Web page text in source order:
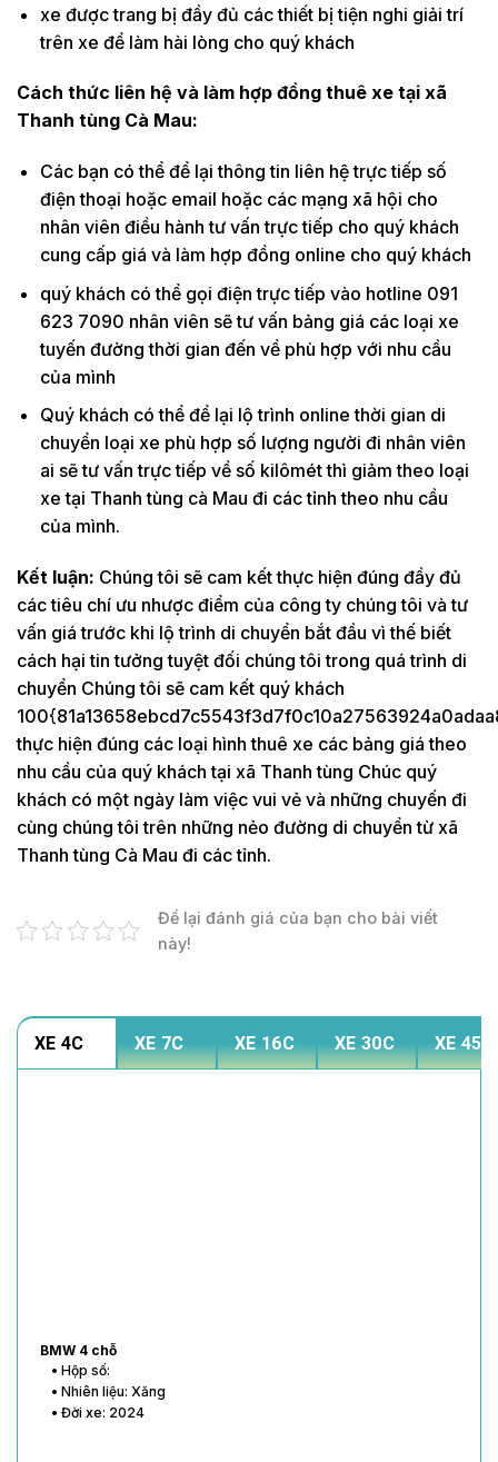
xe được trang bị đầy đủ các thiết bị tiện nghi giải trí
trên xe để làm hài lòng cho quý khách
Cách thức liên hệ và làm hợp đồng thuê xe tại xã
Thanh tùng Cà Mau:
Các bạn có thể để lại thông tin liên hệ trực tiếp số
điện thoại hoặc email hoặc các mạng xã hội cho
nhân viên điều hành tư vấn trực tiếp cho quý khách
cung cấp giá và làm hợp đồng online cho quý khách
quý khách có thể gọi điện trực tiếp vào hotline 091
623 7090 nhân viên sẽ tư vấn bảng giá các loại xe
tuyến đường thời gian đến về phù hợp với nhu cầu
của mình
Quý khách có thể để lại lộ trình online thời gian di
chuyển loại xe phù hợp số lượng người đi nhân viên
ai sẽ tư vấn trực tiếp về số kilômét thì giảm theo loại
xe tại Thanh tùng cà Mau đi các tỉnh theo nhu cầu
của mình.
Kết luận: Chúng tôi sẽ cam kết thực hiện đúng đầy đủ
các tiêu chí ưu nhược điểm của công ty chúng tôi và tư
vấn giá trước khi lộ trình di chuyển bắt đầu vì thế biết
cách hại tin tưởng tuyệt đối chúng tôi trong quá trình di
chuyển Chúng tôi sẽ cam kết quý khách
thực hiện đúng các loại hình thuê xe các bảng giá theo
nhu cầu của quý khách tại xã Thanh tùng Chúc quý
khách có một ngày làm việc vui vẻ và những chuyến đi
cùng chúng tôi trên những nẻo đường di chuyển từ xã
Thanh tùng Cà Mau đi các tỉnh.
Để lại đánh giá của bạn cho bài viết
này!
XE 4C XE 7C XE 16C XE 30C XE 45C
BMW 4 chỗ
• Hộp số:
• Nhiên liệu: Xăng
• Đời xe: 2024